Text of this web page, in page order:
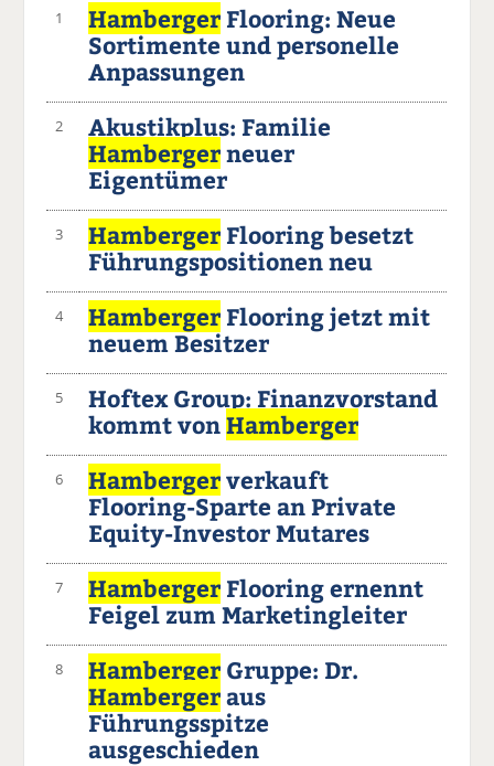
1 Hamberger Flooring: Neue
Sortimente und personelle
Anpassungen
2
Akustikplus: Familie
Hambergerneuer
Eigentümer
3 Hamberger Flooring besetzt
Führungspositionen neu
4 Hamberger Flooring jetzt mit
neuem Besitzer
5
Hoftex Group: Finanzvorstand
kommt vonHamberger
6 Hambergerverkauft
Flooring-Sparte an Private
Equity-Investor Mutares
7 Hamberger Flooring ernennt
Feigel zum Marketingleiter
8 Hamberger Gruppe: Dr.
Hambergeraus
Führungsspitze
ausgeschieden